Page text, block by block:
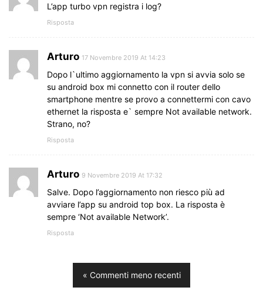
L’app turbo vpn registra i log?
Risposta
Arturo 17 Novembre 2019 At 14:23
Dopo l`ultimo aggiornamento la vpn si avvia solo se
su android box mi connetto con il router dello
smartphone mentre se provo a connettermi con cavo
ethernet la risposta e` sempre Not available network.
Strano, no?
Risposta
Arturo 9 Novembre 2019 At 17:32
Salve. Dopo l’aggiornamento non riesco più ad
avviare l’app su android top box. La risposta è
sempre ‘Not available Network’.
Risposta
« Commenti meno recenti